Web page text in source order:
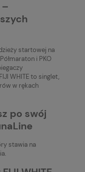
startowej na
i PKO
WHITE to singlet,
w rękach
po swój
stawia na